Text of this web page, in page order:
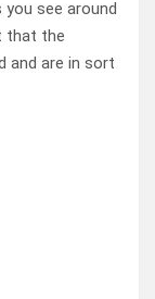
see around
that the
and are in sort